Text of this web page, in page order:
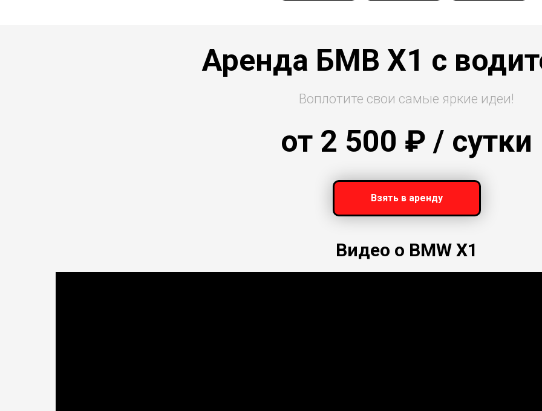
Аренда БМВ Х1 с
Воплотите свои самые яркие идеи!
от 2 500 ₽ / сутки
Взять в аренду
Видео о BMW X1